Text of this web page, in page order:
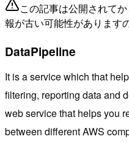
この記事は公開されて
報が古い可能性があります
DataPipeline
It is a service which that
filtering, reporting data and
web service that helps you
between different AWS